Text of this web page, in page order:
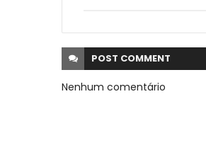
POST COMMENT
Nenhum comentário